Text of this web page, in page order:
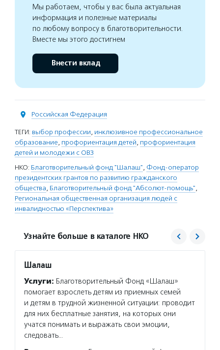
Мы работаем, чтобы у вас была актуальная
информация и полезные материалы
по любому вопросу в благотворительности.
Вместе мы этого достигнем
Внести вклад
Российская Федерация
ТЕГИ: выбор профессии, инклюзивное профессиональное
образование, профориентация детей, профориентация
детей и молодежи с ОВЗ
НКО: Благотворительный фонд "Шалаш", Фонд-оператор
президентских грантов по развитию гражданского
общества, Благотворительный фонд "Абсолют-помощь",
Региональная общественная организация людей с
инвалидностью «Перспектива»
Узнайте больше в каталоге НКО
Шалаш
Услуги: Благотворительный Фонд «Шалаш»
помогает взрослеть детям из приемных семей
и детям в трудной жизненной ситуации: проводит
для них бесплатные занятия, на которых они
учатся понимать и выражать свои эмоции,
следовать…